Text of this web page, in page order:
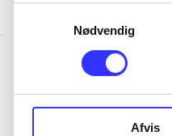
Nødvendig
Afvis
...